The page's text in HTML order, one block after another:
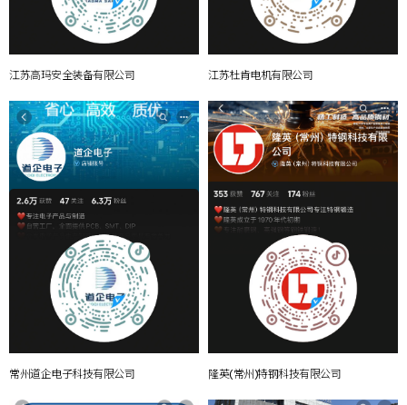
江苏高玛安全装备有限公司 江苏杜肯电机有限公司
常州道企电子科技有限公司 隆英(常州)特钢科技有限公司